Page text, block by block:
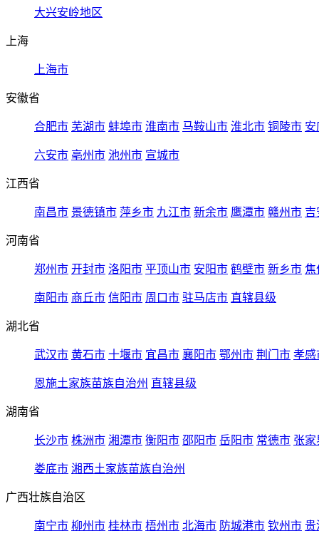
大兴安岭地区
上海
上海市
安徽省
合肥市 芜湖市 蚌埠市 淮南市 马鞍山市 淮北市 铜陵市 安
六安市 亳州市 池州市 宣城市
江西省
南昌市 景德镇市 萍乡市 九江市 新余市 鹰潭市 赣州市 吉
河南省
郑州市 开封市 洛阳市 平顶山市 安阳市 鹤壁市 新乡市 焦
南阳市 商丘市 信阳市 周口市 驻马店市 直辖县级
湖北省
武汉市 黄石市 十堰市 宜昌市 襄阳市 鄂州市 荆门市 孝感
恩施土家族苗族自治州 直辖县级
湖南省
长沙市 株洲市 湘潭市 衡阳市 邵阳市 岳阳市 常德市 张家
娄底市 湘西土家族苗族自治州
广西壮族自治区
南宁市 柳州市 桂林市 梧州市 北海市 防城港市 钦州市 贵